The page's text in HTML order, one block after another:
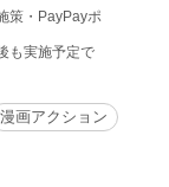
策・PayPayポ
も実施予定で
漫画アクション